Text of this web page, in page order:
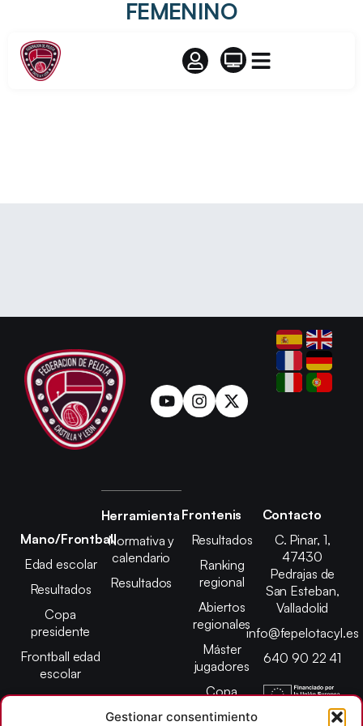
Gestionar consentimiento
FEMENINO
Mano/Frontball
Edad escolar
Resultados
Copa
presidente
Frontball edad
escolar
Herramienta
Normativa y
calendario
Resultados
Frontenis
Resultados
Ranking
regional
Abiertos
regionales
Máster
jugadores
Copa
presidente
Contacto
C. Pinar, 1,
47430
Pedrajas de
San Esteban,
Valladolid
info@fepelotacyl.es
640 90 22 41